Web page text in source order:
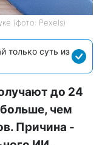
(фото: Pexels)
только суть из
до 24
чем
Причина -